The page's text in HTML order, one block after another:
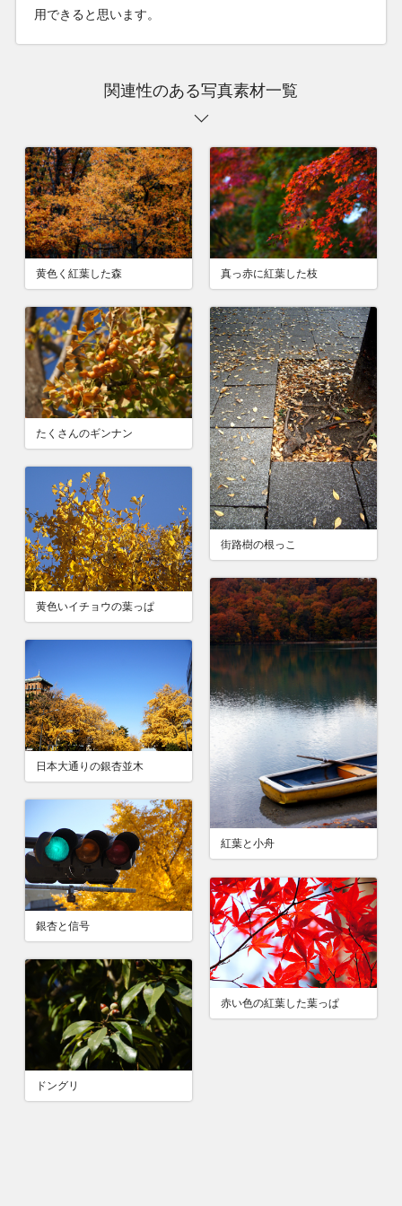
用できると思います。
関連性のある写真素材一覧
黄色く紅葉した森 真っ赤に紅葉した枝
たくさんのギンナン
街路樹の根っこ
黄色いイチョウの葉っぱ
紅葉と小舟
日本大通りの銀杏並木
銀杏と信号
赤い色の紅葉した葉っぱ
ドングリ